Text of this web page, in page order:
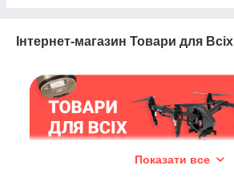
Інтернет-магазин Товари для Всіх
Показати все